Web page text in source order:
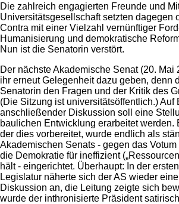
Die zahlreich engagierten Freunde und
Universitätsgesellschaft setzten dagegen
Contra mit einer Vielzahl vernünftiger
Humanisierung und demokratische
Nun ist die Senatorin verstört.
Der nächste Akademische Senat (20. Mai
ihr erneut Gelegenheit dazu geben, denn
Senatorin den Fragen und der Kritik des
(Die Sitzung ist universitätsöffentlich.) Auf
anschließender Diskussion soll eine
baulichen Entwicklung erarbeitet werden.
der dies vorbereitet, wurde endlich als
Akademischen Senats - gegen das
die Demokratie für ineffizient
hält - eingerichtet. Überhaupt: In der
Legislatur näherte sich der AS wieder
Diskussion an, die Leitung zeigte sich
wurde der inthronisierte Präsident